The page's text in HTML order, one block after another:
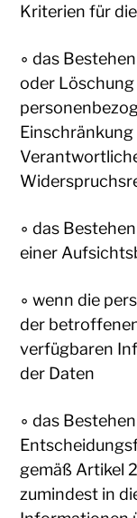
Kriterien für
◦ das
oder
◦ das
einer
◦ wenn die
der
verfügbaren
der Daten
◦ das
gemäß Artikel
zumindest in